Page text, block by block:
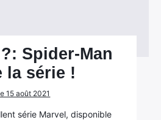
Spider-Man
la série !
15 août 2021
série Marvel, disponible